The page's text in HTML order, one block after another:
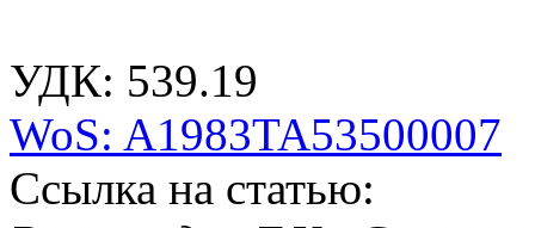
УДК: 539.19
WoS: A1983TA53500007
Ссылка на статью: